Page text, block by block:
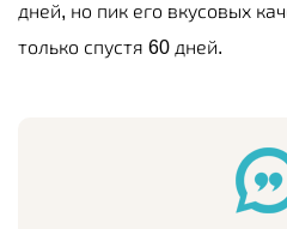
дней, но пик его вкусовых
только спустя 60 дней.